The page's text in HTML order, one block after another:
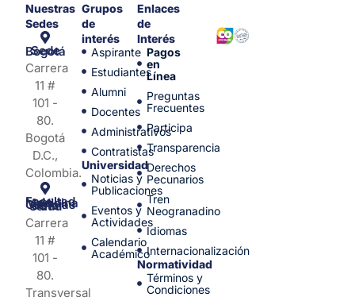
Nuestras
Sedes
Sede Bogotá
Carrera
11 #
101 -
80.
Bogotá
D.C.,
Colombia.
Facultad de Medicina y Ciencias de la Salud
Carrera
11 #
101 -
80.
Transversal
Grupos
de
interés
Aspirante
Estudiantes
Alumni
Docentes
Administrativos
Contratistas
Universidad
Noticias y
Publicaciones
Eventos y
Actividades
Calendario
Académico
Enlaces
de
Interés
Pagos
en
Línea
Preguntas
Frecuentes
Participa
Transparencia
Derechos
Pecunarios
Tren
Neogranadino
Idiomas
Internacionalización
Normatividad
Términos y
Condiciones